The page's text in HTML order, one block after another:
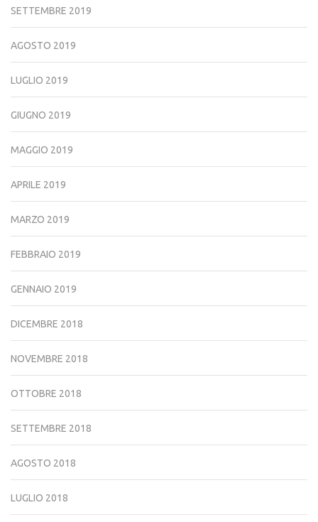
SETTEMBRE 2019
AGOSTO 2019
LUGLIO 2019
GIUGNO 2019
MAGGIO 2019
APRILE 2019
MARZO 2019
FEBBRAIO 2019
GENNAIO 2019
DICEMBRE 2018
NOVEMBRE 2018
OTTOBRE 2018
SETTEMBRE 2018
AGOSTO 2018
LUGLIO 2018